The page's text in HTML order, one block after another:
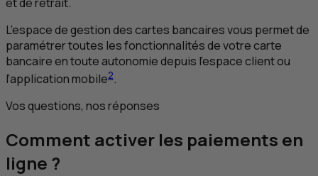
L’espace de gestion des cartes bancaires vous permet de
paramétrer toutes les fonctionnalités de votre carte
bancaire en toute autonomie depuis l’espace client ou
l’application mobile2.
Vos questions, nos réponses
Comment activer les paiements en
ligne ?